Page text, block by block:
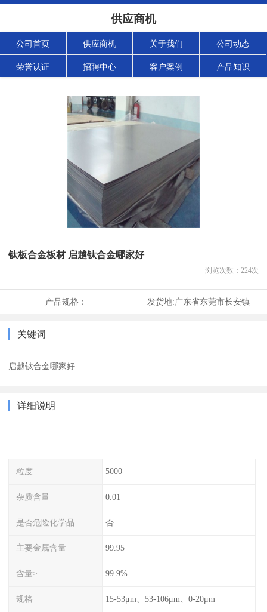
供应商机
公司首页 供应商机 关于我们 公司动态
荣誉认证 招聘中心 客户案例 产品知识
钛板合金板材 启越钛合金哪家好
浏览次数： 224次
产品规格： 发货地:广东省东莞市长安镇
关键词
启越钛合金哪家好
详细说明
粒度 5000
杂质含量 0.01
是否危险化学品 否
主要金属含量 99.95
含量≥ 99.9%
规格 15-53μm、53-106μm、0-20μm